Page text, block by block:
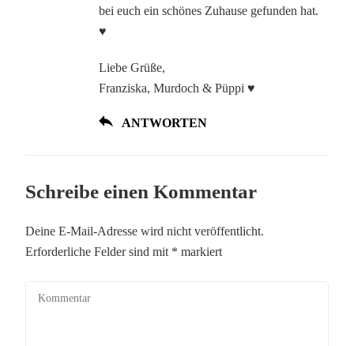
bei euch ein schönes Zuhause gefunden hat.
♥
Liebe Grüße,
Franziska, Murdoch & Püppi ♥
ANTWORTEN
Schreibe einen Kommentar
Deine E-Mail-Adresse wird nicht veröffentlicht.
Erforderliche Felder sind mit * markiert